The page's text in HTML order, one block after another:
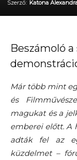
Szerző: Katona
Beszámoló
Már több mint
és
magukat és a
emberei előtt. A
adták fel az
küzdelmet –